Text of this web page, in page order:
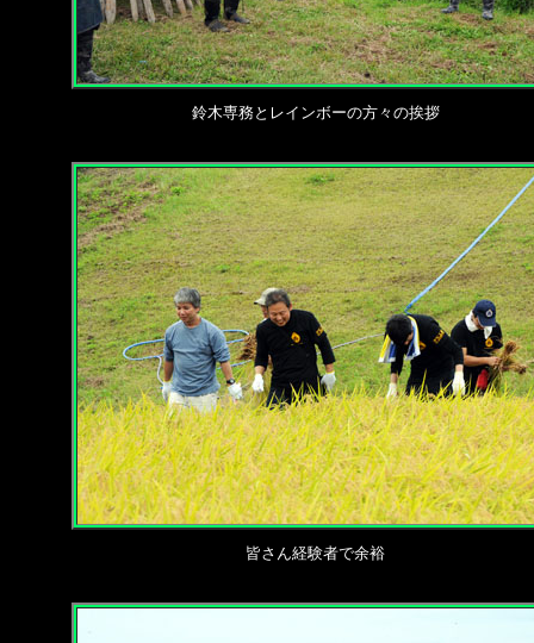
鈴木専務とレインボーの方々の挨拶
皆さん経験者で余裕